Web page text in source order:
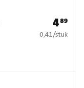
Prijs: €
489
€ 0,41 per stuk
0,41/stuk